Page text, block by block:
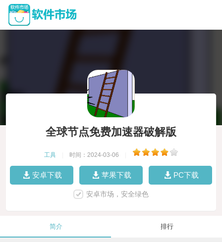
全球节点免费加速器破解版
工具 时间：2024-03-06
安卓下载 苹果下载 PC下载
安卓市场，安全绿色
简介 排行